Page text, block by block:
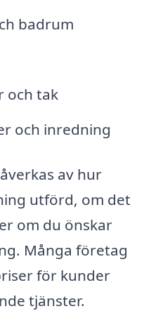
badrum
och tak
och inredning
av hur
utförd, om det
om du önskar
Många företag
för kunder
tjänster.